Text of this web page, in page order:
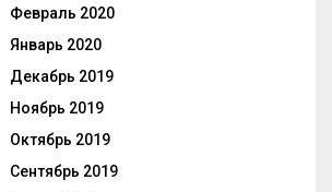
Февраль 2020
Январь 2020
Декабрь 2019
Ноябрь 2019
Октябрь 2019
Сентябрь 2019